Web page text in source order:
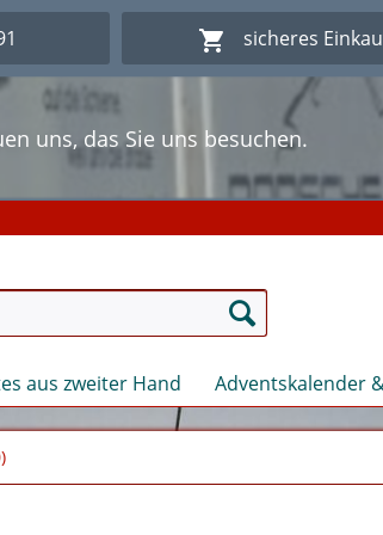
sicheres
uns, das Sie uns besuchen.
im Onlineshop Modellbahn - Eck
uns, das Sie uns besuchen.
im Onlineshop Modellbahn - Eck
aus zweiter Hand Adventskalender